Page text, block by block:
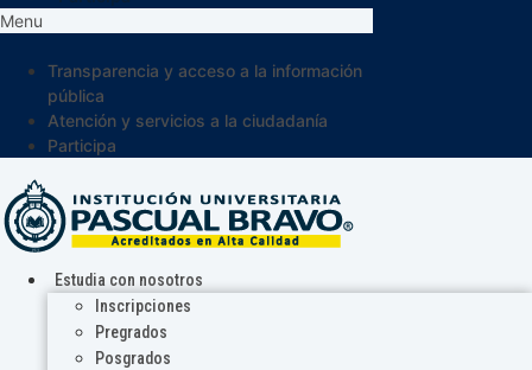
Menu
Transparencia y acceso a la información
pública
Atención y servicios a la ciudadanía
Participa
Estudia con nosotros
Inscripciones
Pregrados
Posgrados